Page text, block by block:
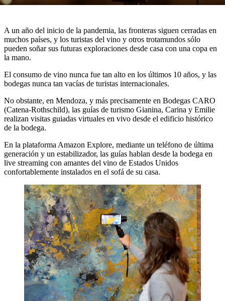
A un año del inicio de la pandemia, las fronteras siguen cerradas en
muchos países, y los turistas del vino y otros trotamundos sólo
pueden soñar sus futuras exploraciones desde casa con una copa en
la mano.
El consumo de vino nunca fue tan alto en los últimos 10 años, y las
bodegas nunca tan vacías de turistas internacionales.
No obstante, en Mendoza, y más precisamente en Bodegas CARO
(Catena-Rothschild), las guías de turismo Gianina, Carina y Emilie
realizan visitas guiadas virtuales en vivo desde el edificio histórico
de la bodega.
En la plataforma Amazon Explore, mediante un teléfono de última
generación y un estabilizador, las guías hablan desde la bodega en
live streaming con amantes del vino de Estados Unidos
confortablemente instalados en el sofá de su casa.